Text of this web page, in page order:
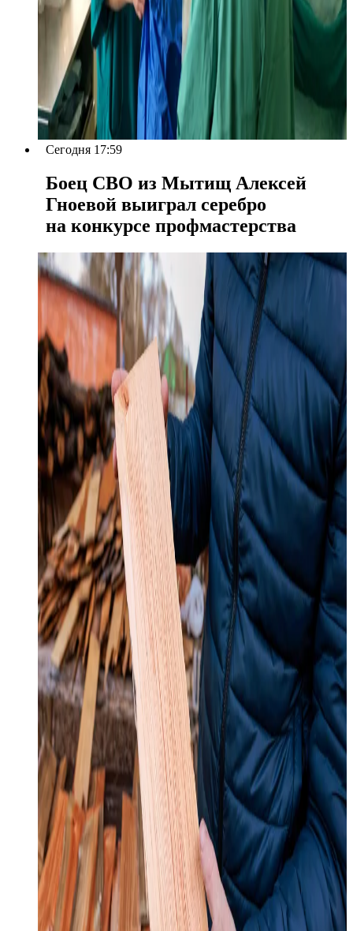
Сегодня 17:59
Боец СВО из Мытищ Алексей
Гноевой выиграл серебро
на конкурсе профмастерства